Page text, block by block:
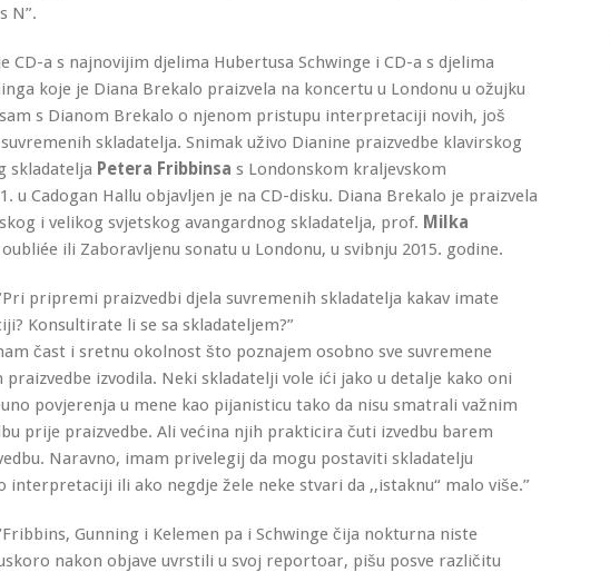
N”.
CD-a s najnovijim djelima Hubertusa Schwinge i CD-a s djelima
koje je Diana Brekalo praizvela na koncertu u Londonu u ožujku
s Dianom Brekalo o njenom pristupu interpretaciji novih, još
skladatelja. Snimak uživo Dianine praizvedbe klavirskog
skladatelja Petera Fribbinsa s Londonskom kraljevskom
u Cadogan Hallu objavljen je na CD-disku. Diana Brekalo je praizvela
i velikog svjetskog avangardnog skladatelja, prof. Milka
ili Zaboravljenu sonatu u Londonu, u svibnju 2015. godine.
pripremi praizvedbi djela suvremenih skladatelja kakav imate
Konsultirate li se sa skladateljem?”
čast i sretnu okolnost što poznajem osobno sve suvremene
praizvedbe izvodila. Neki skladatelji vole ići jako u detalje kako oni
povjerenja u mene kao pijanisticu tako da nisu smatrali važnim
prije praizvedbe. Ali većina njih prakticira čuti izvedbu barem
Naravno, imam privelegij da mogu postaviti skladatelju
interpretaciji ili ako negdje žele neke stvari da ,,istaknu“ malo više.”
Gunning i Kelemen pa i Schwinge čija nokturna niste
nakon objave uvrstili u svoj reportoar, pišu posve različitu